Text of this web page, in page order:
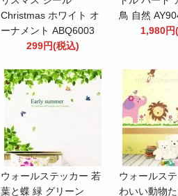
Christmas ホワイト オ
ーナメント ABQ6003
299円(税込)
鳥 自然
1,980円
ウォールステッカー 若
葉と蝶 緑 グリーン
ウォールス
わいい動物